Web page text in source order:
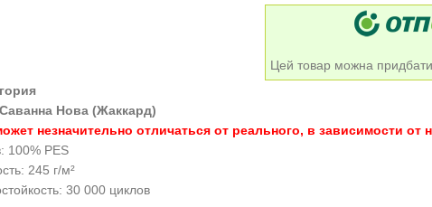
Цей товар можна придбати
Нова (Жаккард)
незначительно отличаться от реального, в зависимости от
100% PES
245 г/м²
30 000 циклов